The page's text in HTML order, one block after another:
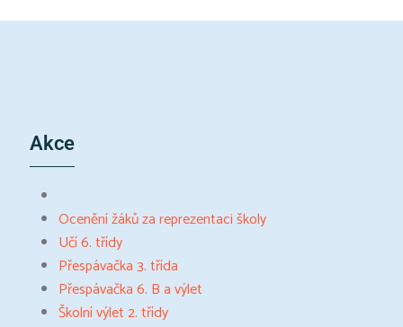
Akce
Ocenění žáků za reprezentaci školy
Učí 6. třídy
Přespávačka 3. třída
Přespávačka 6. B a výlet
Školní výlet 2. třídy